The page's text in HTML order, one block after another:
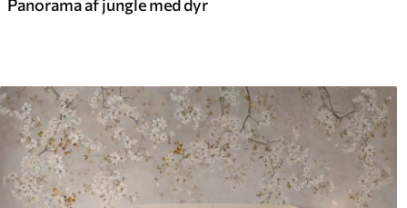
Panorama af jungle med dyr